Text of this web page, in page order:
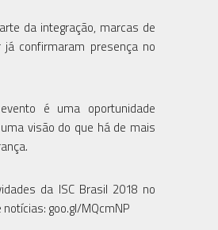
da integração, marcas de
confirmaram presença no
é uma oportunidade
visão do que há de mais
da ISC Brasil 2018 no
goo.gl/MQcmNP